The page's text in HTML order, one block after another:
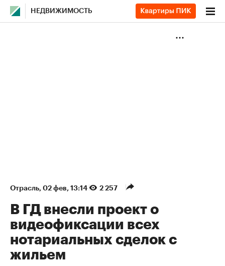
НЕДВИЖИМОСТЬ
Отрасль⁠, 02 фев, 13:14 2 257
В ГД внесли проект о
видеофиксации всех
нотариальных сделок с
жильем